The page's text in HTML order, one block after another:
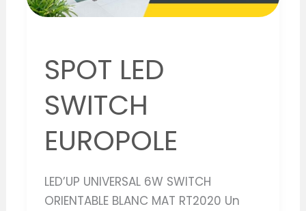
SPOT LED
SWITCH
EUROPOLE
LED’UP UNIVERSAL 6W SWITCH
ORIENTABLE BLANC MAT RT2020 Un